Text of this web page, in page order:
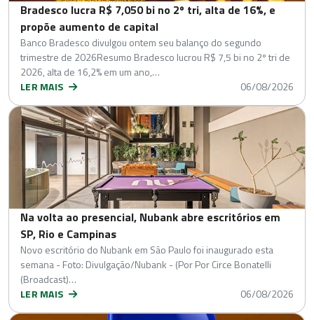
Bradesco lucra R$ 7,050 bi no 2º tri, alta de 16%, e
propõe aumento de capital
Banco Bradesco divulgou ontem seu balanço do segundo
trimestre de 2026Resumo Bradesco lucrou R$ 7,5 bi no 2º tri de
2026, alta de 16,2% em um ano,…
LER MAIS
06/08/2026
Na volta ao presencial, Nubank abre escritórios em
SP, Rio e Campinas
Novo escritório do Nubank em São Paulo foi inaugurado esta
semana - Foto: Divulgação/Nubank - (Por Por Circe Bonatelli
(Broadcast)…
LER MAIS
06/08/2026